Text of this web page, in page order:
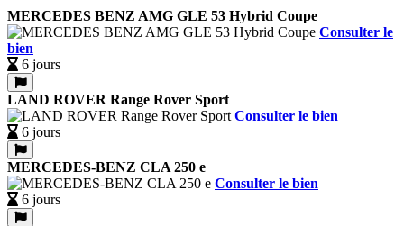
MERCEDES BENZ AMG GLE 53 Hybrid Coupe
Consulter le
bien
6 jours
LAND ROVER Range Rover Sport
Consulter le bien
6 jours
MERCEDES-BENZ CLA 250 e
Consulter le bien
6 jours